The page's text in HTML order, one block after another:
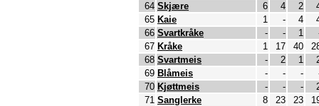
64 Skjære 6 4 2
65 Kaie 1 - 4
66 Svartkråke - - 1
67 Kråke 1 17 40
68 Svartmeis - 2 1
69 Blåmeis - - -
70 Kjøttmeis - - -
71 Sanglerke 8 23 23